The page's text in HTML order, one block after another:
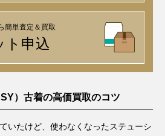
簡単査定＆買取
ト申込
）古着の高価買取のコツ
いたけど、使わなくなったステューシ